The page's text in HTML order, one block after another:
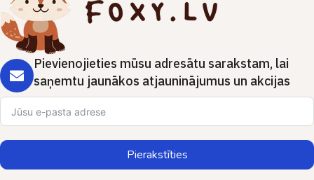
Pievienojieties mūsu adresātu sarakstam, lai
saņemtu jaunākos atjauninājumus un akcijas
Pierakstīties